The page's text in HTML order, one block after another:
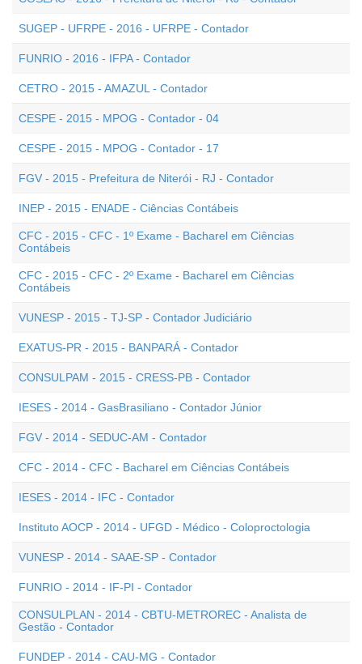
SUGEP - UFRPE - 2016 - UFRPE - Contador
FUNRIO - 2016 - IFPA - Contador
CETRO - 2015 - AMAZUL - Contador
CESPE - 2015 - MPOG - Contador - 04
CESPE - 2015 - MPOG - Contador - 17
FGV - 2015 - Prefeitura de Niterói - RJ - Contador
INEP - 2015 - ENADE - Ciências Contábeis
CFC - 2015 - CFC - 1º Exame - Bacharel em Ciências
Contábeis
CFC - 2015 - CFC - 2º Exame - Bacharel em Ciências
Contábeis
VUNESP - 2015 - TJ-SP - Contador Judiciário
EXATUS-PR - 2015 - BANPARÁ - Contador
CONSULPAM - 2015 - CRESS-PB - Contador
IESES - 2014 - GasBrasiliano - Contador Júnior
FGV - 2014 - SEDUC-AM - Contador
CFC - 2014 - CFC - Bacharel em Ciências Contábeis
IESES - 2014 - IFC - Contador
Instituto AOCP - 2014 - UFGD - Médico - Coloproctologia
VUNESP - 2014 - SAAE-SP - Contador
FUNRIO - 2014 - IF-PI - Contador
CONSULPLAN - 2014 - CBTU-METROREC - Analista de
Gestão - Contador
FUNDEP - 2014 - CAU-MG - Contador